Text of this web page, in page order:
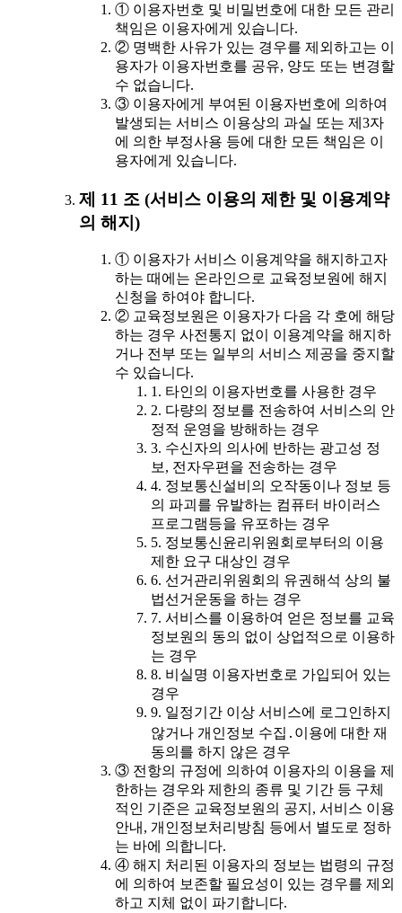
① 이용자번호 및 비밀번호에 대한 모든 관리
책임은 이용자에게 있습니다.
② 명백한 사유가 있는 경우를 제외하고는 이
용자가 이용자번호를 공유, 양도 또는 변경할
수 없습니다.
③ 이용자에게 부여된 이용자번호에 의하여
발생되는 서비스 이용상의 과실 또는 제3자
에 의한 부정사용 등에 대한 모든 책임은 이
용자에게 있습니다.
제 11 조 (서비스 이용의 제한 및 이용계약
의 해지)
① 이용자가 서비스 이용계약을 해지하고자
하는 때에는 온라인으로 교육정보원에 해지
신청을 하여야 합니다.
② 교육정보원은 이용자가 다음 각 호에 해당
하는 경우 사전통지 없이 이용계약을 해지하
거나 전부 또는 일부의 서비스 제공을 중지할
수 있습니다.
1. 타인의 이용자번호를 사용한 경우
2. 다량의 정보를 전송하여 서비스의 안
정적 운영을 방해하는 경우
3. 수신자의 의사에 반하는 광고성 정
보, 전자우편을 전송하는 경우
4. 정보통신설비의 오작동이나 정보 등
의 파괴를 유발하는 컴퓨터 바이러스
프로그램등을 유포하는 경우
5. 정보통신윤리위원회로부터의 이용
제한 요구 대상인 경우
6. 선거관리위원회의 유권해석 상의 불
법선거운동을 하는 경우
7. 서비스를 이용하여 얻은 정보를 교육
정보원의 동의 없이 상업적으로 이용하
는 경우
8. 비실명 이용자번호로 가입되어 있는
경우
9. 일정기간 이상 서비스에 로그인하지
않거나 개인정보 수집․이용에 대한 재
동의를 하지 않은 경우
③ 전항의 규정에 의하여 이용자의 이용을 제
한하는 경우와 제한의 종류 및 기간 등 구체
적인 기준은 교육정보원의 공지, 서비스 이용
안내, 개인정보처리방침 등에서 별도로 정하
는 바에 의합니다.
④ 해지 처리된 이용자의 정보는 법령의 규정
에 의하여 보존할 필요성이 있는 경우를 제외
하고 지체 없이 파기합니다.